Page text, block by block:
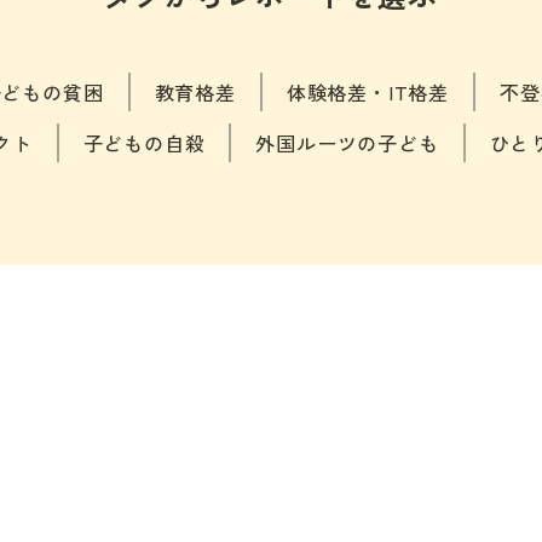
もの貧困 教育格差 体験格差・IT格差
不
ト
子どもの自殺 外国ルーツの子ども ひと